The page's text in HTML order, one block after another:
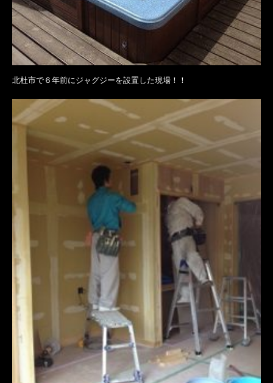
北杜市で６年前にジャグジーを設置した現場！！